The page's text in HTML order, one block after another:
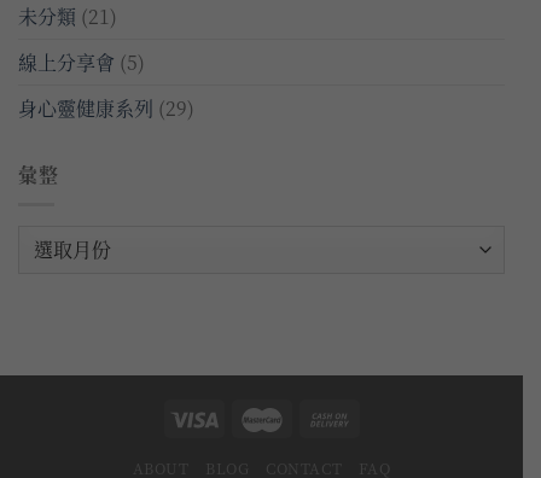
未分類 (21)
線上分享會 (5)
身心靈健康系列 (29)
彙整
ABOUT BLOG CONTACT FAQ